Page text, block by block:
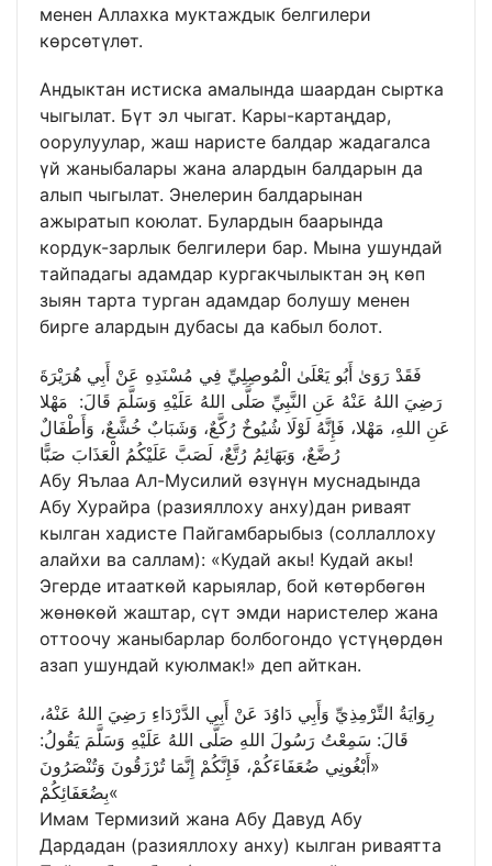
менен Аллахка муктаждык белгилери
көрсөтүлөт.
Андыктан истиска амалында шаардан сыртка
чыгылат. Бүт эл чыгат. Кары-картаңдар,
оорулуулар, жаш наристе балдар жадагалса
үй жаныбалары жана алардын балдарын да
алып чыгылат. Энелерин балдарынан
ажыратып коюлат. Булардын баарында
кордук-зарлык белгилери бар. Мына ушундай
тайпадагы адамдар кургакчылыктан эң көп
зыян тарта турган адамдар болушу менен
бирге алардын дубасы да кабыл болот.
فَقَدْ رَوَىٰ أَبُو يَعْلَىٰ الْمُوصِلِيِّ فِي مُسْنَدِهِ عَنْ أَبِي هُرَيْرَةَ
رَضِيَ اللهُ عَنْهُ عَنِ النَّبِيِّ صَلَّى اللهُ عَلَيْهِ وَسَلَّمَ قَالَ: مَهْلا
عَنِ اللهِ، مَهْلا، فَإِنَّهُ لَوْلَا شُيُوخٌ رُكَّعٌ، وَشَبَابٌ خُشَّعٌ، وَأَطْفَالٌ
رُضَّعٌ، وَبَهَائِمُ رُتَّعٌ، لَصَبَّ عَلَيْكُمُ الْعَذَابَ صَبًّا
Абу Яълаа Ал-Мусилий өзүнүн муснадында
Абу Хурайра (разияллоху анху)дан риваят
кылган хадисте Пайгамбарыбыз (соллаллоху
алайхи ва саллам): «Кудай акы! Кудай акы!
Эгерде итааткөй карыялар, бой көтөрбөгөн
жөнөкөй жаштар, сүт эмди наристелер жана
оттоочу жаныбарлар болбогондо үстүңөрдөн
азап ушундай куюлмак!» деп айткан.
رِوَايَةُ التِّرْمِذِيِّ وَأَبِي دَاوُدَ عَنْ أَبِي الدَّرْدَاءِ رَضِيَ اللهُ عَنْهُ،
قَالَ: سَمِعْتُ رَسُولَ اللهِ صَلَّى اللهُ عَلَيْهِ وَسَلَّمَ يَقُولُ:
«أَبْغُونِي ضُعَفَاءَكُمْ، فَإِنَّكُمْ إِنَّمَا تُرْزَقُونَ وَتُنْصَرُونَ
بِضُعَفَائِكُمْ«
Имам Термизий жана Абу Давуд Абу
Дардадан (разияллоху анху) кылган риваятта